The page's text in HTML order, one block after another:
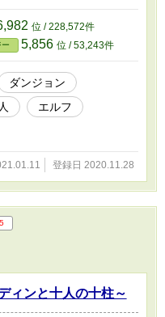
プレゼントがあった。 経
スターは攻撃をしても手
げた。
位 / 228,572件
5,856 位 / 53,243件
ダンジョン
エルフ
登録日 2020.11.28
ィンと十人の十柱～